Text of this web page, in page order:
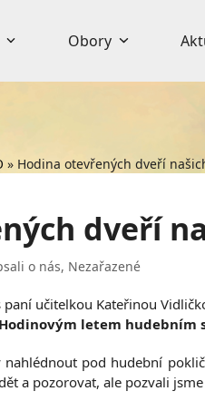
Obory
» Hodina otevřených dveří
dveří
o nás, Nezařazené
učitelkou Kateřinou
letem hudebním
nahlédnout pod hudební
a pozorovat, ale pozvali